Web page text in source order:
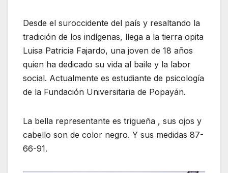
Desde el suroccidente del país y resaltando la
tradición de los indígenas, llega a la tierra opita
Luisa Patricia Fajardo, una joven de 18 años
quien ha dedicado su vida al baile y la labor
social. Actualmente es estudiante de psicología
de la Fundación Universitaria de Popayán.
La bella representante es trigueña , sus ojos y
cabello son de color negro. Y sus medidas 87-
66-91.